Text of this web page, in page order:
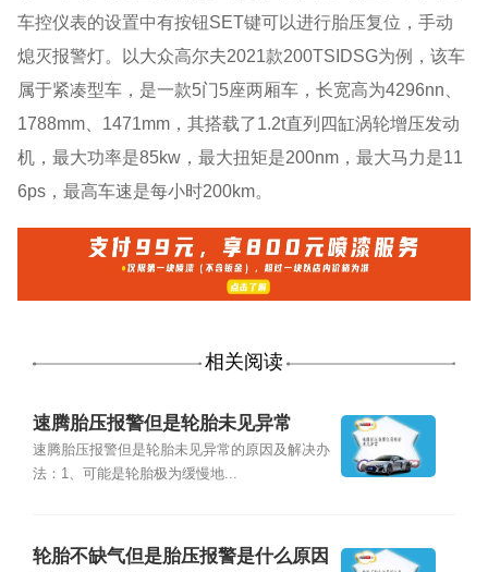
车控仪表的设置中有按钮SET键可以进行胎压复位，手动
熄灭报警灯。以大众高尔夫2021款200TSIDSG为例，该车
属于紧凑型车，是一款5门5座两厢车，长宽高为4296nn、
1788mm、1471mm，其搭载了1.2t直列四缸涡轮增压发动
机，最大功率是85kw，最大扭矩是200nm，最大马力是11
6ps，最高车速是每小时200km。
相关阅读
速腾胎压报警但是轮胎未见异常
速腾胎压报警但是轮胎未见异常的原因及解决办
法：1、可能是轮胎极为缓慢地...
轮胎不缺气但是胎压报警是什么原因